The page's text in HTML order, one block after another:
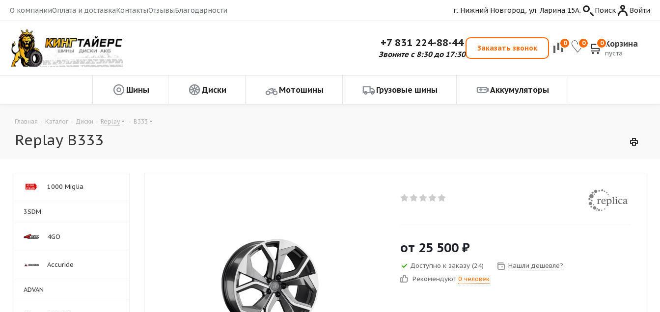
О компанииОплата и доставкаКонтактыОтзывыБлагодарности г. Нижний Новгород, ул. Ларина 15А. Поиск Войти
+7 831 224-88-44
Звоните с 8:30 до 17:30
Заказать звонок
0 0 0 Корзина
пуста
Шины Диски Мотошины Грузовые шины Аккумуляторы
Главная - Каталог - Диски - Replay - B333
Replay B333
от 25 500 ₽
Доступно к заказу (24)
Нашли дешевле?
Рекомендуют 0 человек
1000 Miglia
3SDM
4GO
Accuride
ADVAN